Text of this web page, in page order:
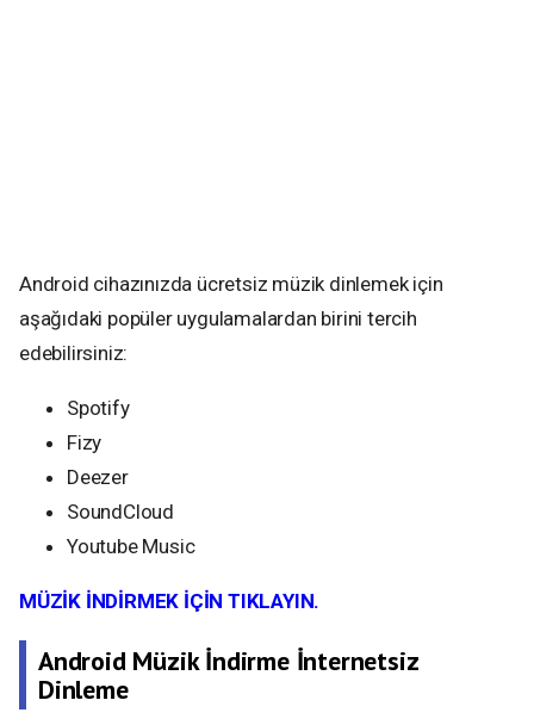
Android cihazınızda ücretsiz müzik dinlemek için
aşağıdaki popüler uygulamalardan birini tercih
edebilirsiniz:
Spotify
Fizy
Deezer
SoundCloud
Youtube Music
MÜZİK İNDİRMEK İÇİN TIKLAYIN.
Android Müzik İndirme İnternetsiz
Dinleme